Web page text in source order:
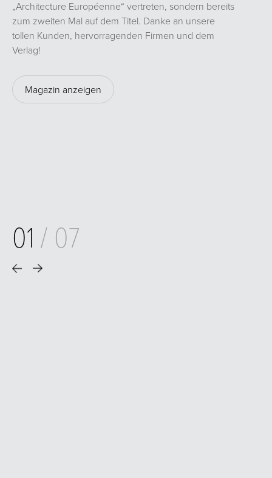
„Architecture Européenne“ vertreten, sondern bereits
zum zweiten Mal auf dem Titel. Danke an unsere
tollen Kunden, hervorragenden Firmen und dem
Verlag!
Magazin anzeigen
01 / 07